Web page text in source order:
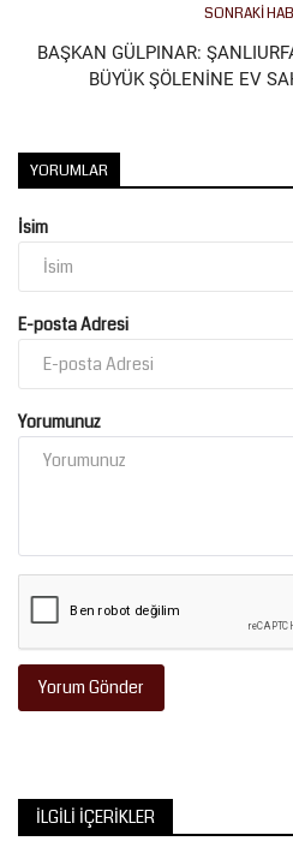
SONRAKI
BAŞKAN GÜLPINAR:
BÜYÜK ŞÖLENİNE EV
YORUMLAR
İsim
E-posta Adresi
Yorumunuz
Yorum Gönder
İLGILI İÇERIKLER